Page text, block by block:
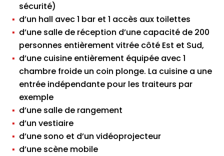
sécurité)
d’un hall avec 1 bar et 1 accès aux toilettes
d’une salle de réception d’une capacité de 200
personnes entièrement vitrée côté Est et Sud,
d’une cuisine entièrement équipée avec 1
chambre froide un coin plonge. La cuisine a une
entrée indépendante pour les traiteurs par
exemple
d’une salle de rangement
d’un vestiaire
d’une sono et d’un vidéoprojecteur
d’une scène mobile